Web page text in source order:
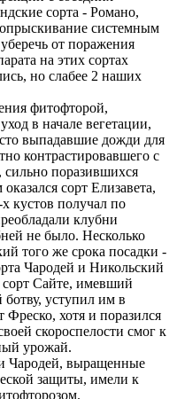
сорта - Романо,
системным
от поражения
на этих сортах
но слабее 2 наших
фитофторой,
в начале вегетации,
выпадавшие дожди для
контрастировавшего с
сильно поразившихся
сорт Елизавета,
кустов получал по
клубни
не было. Несколько
того же срока посадки -
Чародей и Никольский
сорт Сайте, имевший
уступил им в
Фреско, хотя и поразился
скороспелости смог к
урожай.
и Чародей, выращенные
защиты, имели к